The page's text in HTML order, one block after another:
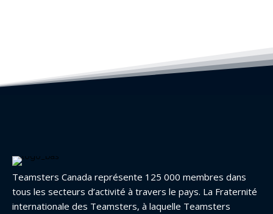
Teamsters Canada représente 125 000 membres dans
tous les secteurs d’activité à travers le pays. La Fraternité
internationale des Teamsters, à laquelle Teamsters